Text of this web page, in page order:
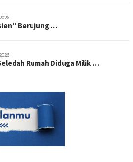
Berujung …
Rumah Diduga Milik …